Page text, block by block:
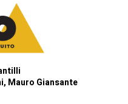
Mauro Giansante